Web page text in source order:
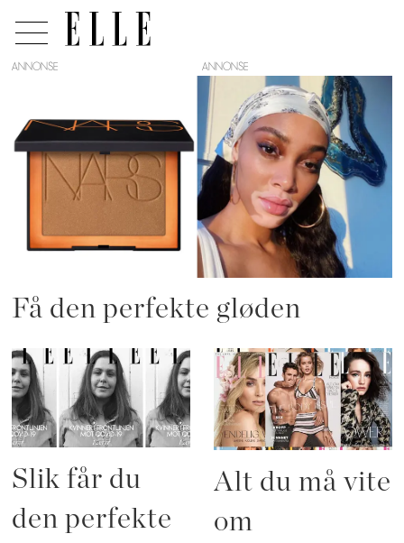
brun
uten
sol
ANNONSE
Få den perfekte gløden
Slik får du
den perfekte
Alt du må vite
om